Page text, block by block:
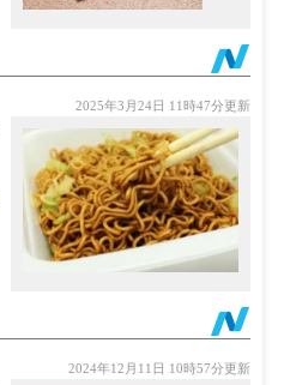
2025年3月24日 11時47分更新
2024年12月11日 10時57分更新